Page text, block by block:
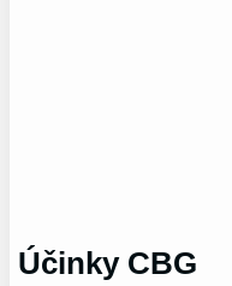
Účinky CBG